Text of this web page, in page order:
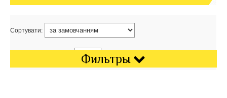
Фильтры
Сортувати: